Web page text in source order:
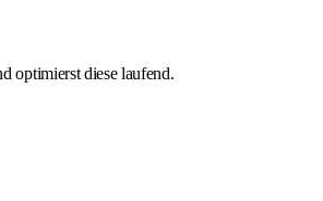
optimierst diese laufend.